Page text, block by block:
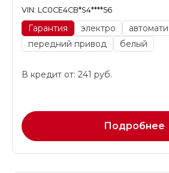
VIN: LC0CE4CB*S4****56
Гарантия электро
передний привод
белый
В кредит от: 241 руб.
Подробнее